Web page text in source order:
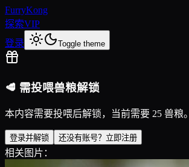
FurryKong
探索VIP
登录
Toggle theme
🥩 需投喂兽粮解锁
本内容需要投喂后解锁，当前需要 25 兽粮。
登录并解锁 还没有账号？立即注册
相关图片：